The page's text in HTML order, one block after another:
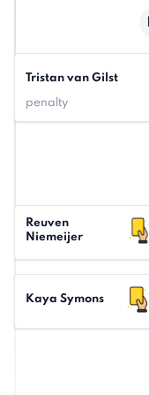
Tristan van Gilst
penalty
Reuven
Niemeijer
Kaya Symons